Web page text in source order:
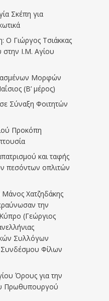
Σκέπη για
Ο Γιώργος Τσιάκκας
στην Ι.Μ. Αγίου
Μορφών
(Β’ μέρος)
Σύναξη Φοιτητών
Προκόπη
και ταφής
πεσόντων οπλιτών
Χατζηδάκης
την
(Γεώργιος
Συλλόγων
Φίλων
Όρους για την
Πρωθυπουργού